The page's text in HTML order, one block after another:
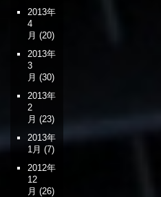
2013年
4
月 (20)
2013年
3
月 (30)
2013年
2
月 (23)
2013年
1月 (7)
2012年
12
月 (26)